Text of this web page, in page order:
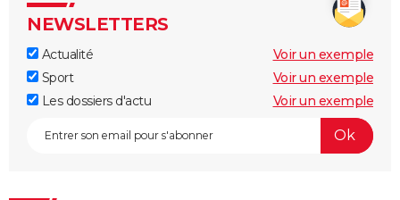
NEWSLETTERS
Actualité
Voir un exemple
Sport
Voir un exemple
Les dossiers d'actu
Voir un exemple